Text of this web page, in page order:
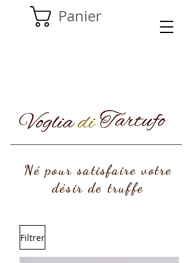
Panier
Né pour satisfaire votre
désir de truffe
Filtrer